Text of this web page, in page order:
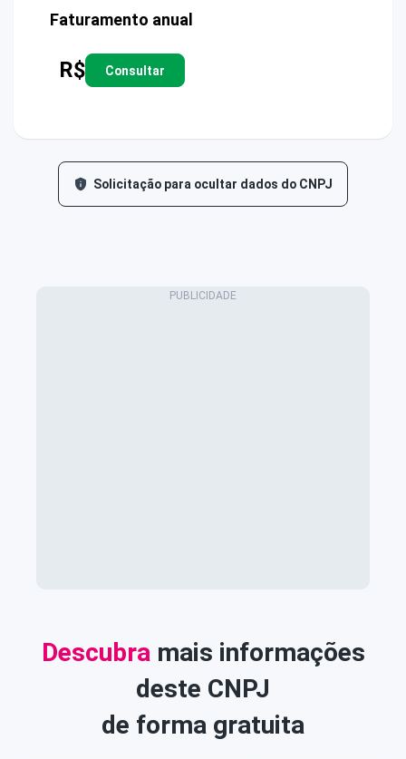
Faturamento anual
R$ Consultar
Solicitação para ocultar dados do CNPJ
Descubramais informações
deste CNPJ
de forma gratuita